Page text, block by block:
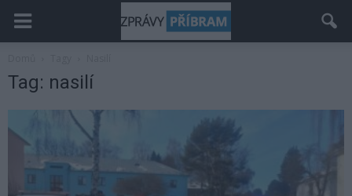
Tag: nasilí